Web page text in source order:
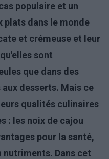
populaire et un
plats dans le monde
et crémeuse et leur
sont
que dans des
desserts. Mais ce
qualités culinaires
: les noix de cajou
pour la santé,
nutriments. Dans cet